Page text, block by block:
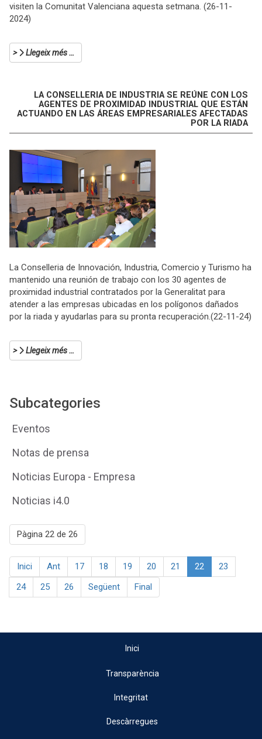
visiten la Comunitat Valenciana aquesta setmana. (26-11-
2024)
Llegeix més …
LA CONSELLERIA DE INDUSTRIA SE REÚNE CON LOS
AGENTES DE PROXIMIDAD INDUSTRIAL QUE ESTÁN
ACTUANDO EN LAS ÁREAS EMPRESARIALES AFECTADAS
POR LA RIADA
La Conselleria de Innovación, Industria, Comercio y Turismo ha
mantenido una reunión de trabajo con los 30 agentes de
proximidad industrial contratados por la Generalitat para
atender a las empresas ubicadas en los polígonos dañados
por la riada y ayudarlas para su pronta recuperación.(22-11-24)
Llegeix més …
Subcategories
Eventos
Notas de prensa
Noticias Europa - Empresa
Noticias i4.0
Pàgina 22 de 26
Inici Ant 17 18 19 20 21 22
23
24
25 26 Següent Final
Inici
Transparència
Integritat
Descàrregues